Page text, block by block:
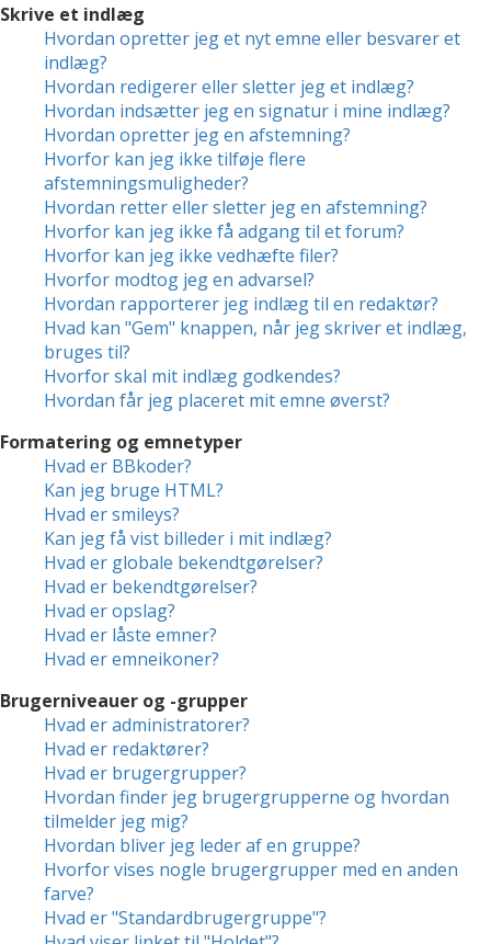
Skrive et indlæg
Hvordan opretter jeg et nyt emne eller besvarer et
indlæg?
Hvordan redigerer eller sletter jeg et indlæg?
Hvordan indsætter jeg en signatur i mine indlæg?
Hvordan opretter jeg en afstemning?
Hvorfor kan jeg ikke tilføje flere
afstemningsmuligheder?
Hvordan retter eller sletter jeg en afstemning?
Hvorfor kan jeg ikke få adgang til et forum?
Hvorfor kan jeg ikke vedhæfte filer?
Hvorfor modtog jeg en advarsel?
Hvordan rapporterer jeg indlæg til en redaktør?
Hvad kan "Gem" knappen, når jeg skriver et indlæg,
bruges til?
Hvorfor skal mit indlæg godkendes?
Hvordan får jeg placeret mit emne øverst?
Formatering og emnetyper
Hvad er BBkoder?
Kan jeg bruge HTML?
Hvad er smileys?
Kan jeg få vist billeder i mit indlæg?
Hvad er globale bekendtgørelser?
Hvad er bekendtgørelser?
Hvad er opslag?
Hvad er låste emner?
Hvad er emneikoner?
Brugerniveauer og -grupper
Hvad er administratorer?
Hvad er redaktører?
Hvad er brugergrupper?
Hvordan finder jeg brugergrupperne og hvordan
tilmelder jeg mig?
Hvordan bliver jeg leder af en gruppe?
Hvorfor vises nogle brugergrupper med en anden
farve?
Hvad er "Standardbrugergruppe"?